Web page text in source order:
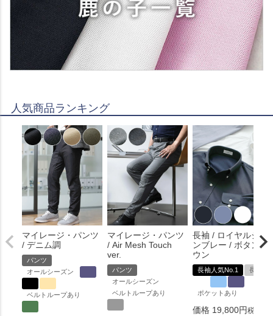
人気商品ランキング
マイレージ・パンツ
/ デニム調
パンツ
オールシーズン
ベルトループあり
マイレージ・パンツ
/ Air Mesh Touch
ver.
パンツ
オールシーズン
ベルトループあり
長袖 / ロイヤルシャ
ンブレー / ボタンダ
ウン
長袖人気No.1 長袖
ポケットあり
価格 19,800 税込